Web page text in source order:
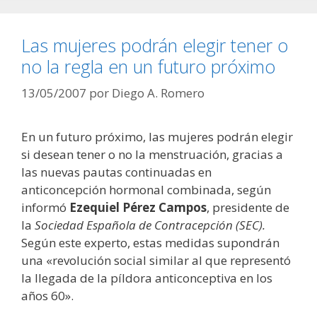
Las mujeres podrán elegir tener o
no la regla en un futuro próximo
13/05/2007 por Diego A. Romero
En un futuro próximo, las mujeres podrán elegir
si desean tener o no la menstruación, gracias a
las nuevas pautas continuadas en
anticoncepción hormonal combinada, según
informó Ezequiel Pérez Campos, presidente de
la Sociedad Española de Contracepción (SEC).
Según este experto, estas medidas supondrán
una «revolución social similar al que representó
la llegada de la píldora anticonceptiva en los
años 60».